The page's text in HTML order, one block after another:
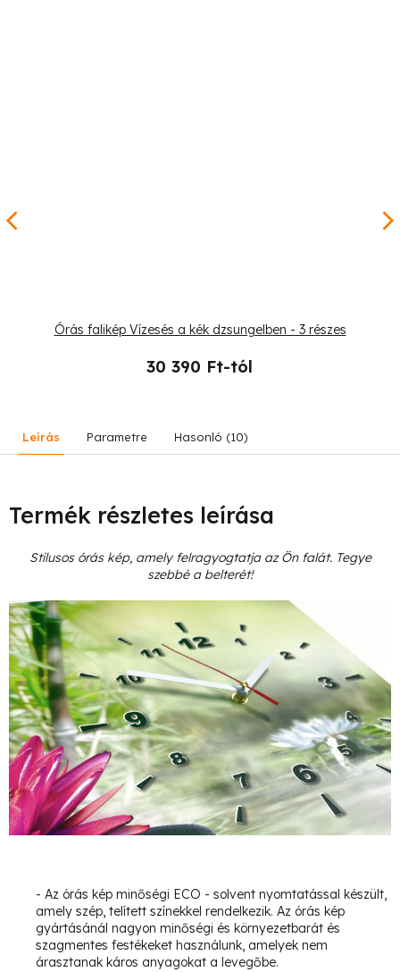
Órás falikép Vízesés a kék dzsungelben - 3 részes
30 390 Ft-tól
Leírás Parametre Hasonló (10)
Termék részletes leírása
Stílusos órás kép, amely felragyogtatja az Ön falát. Tegye
szebbé a belterét!
- Az órás kép minőségi ECO - solvent nyomtatással készült,
amely szép, telített színekkel rendelkezik. Az órás kép
gyártásánál nagyon minőségi és környezetbarát és
szagmentes festékeket használunk, amelyek nem
árasztanak káros anyagokat a levegőbe.